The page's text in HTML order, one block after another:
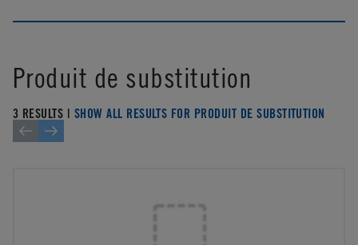
Produit de substitution
3 RESULTS | SHOW ALL RESULTS FOR PRODUIT DE SUBSTITUTION